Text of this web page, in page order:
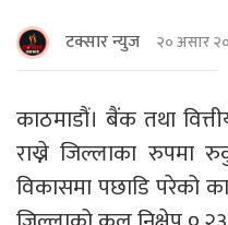
टक्सार न्युज २० असार
काठमाडौं। बैंक तथा
राख्ने जिल्लाका रुपमा
विकासमा पछाडि परेको